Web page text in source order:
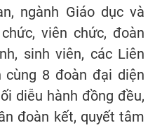
ngành Giáo dục và
viên chức, đoàn
sinh viên, các Liên
8 đoàn đại diện
diễu hành đồng đều,
đoàn kết, quyết tâm